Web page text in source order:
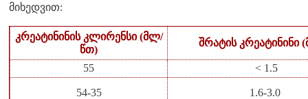
მიხედვით:
კრეატინინის კლირენსი (მლ/
წთ)
შრატის კრეატინინი
55 < 1.5
54-35 1.6-3.0